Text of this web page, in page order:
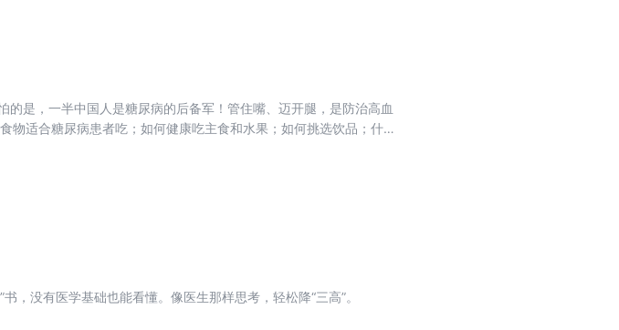
是，一半中国人是糖尿病的后备军！管住嘴、迈开腿，是防治高血
物适合糖尿病患者吃；如何健康吃主食和水果；如何挑选饮品；什么
已经不可逆或只有部分可逆。那么，我们如何做才能预防慢性并发
，没有医学基础也能看懂。像医生那样思考，轻松降“三高”。